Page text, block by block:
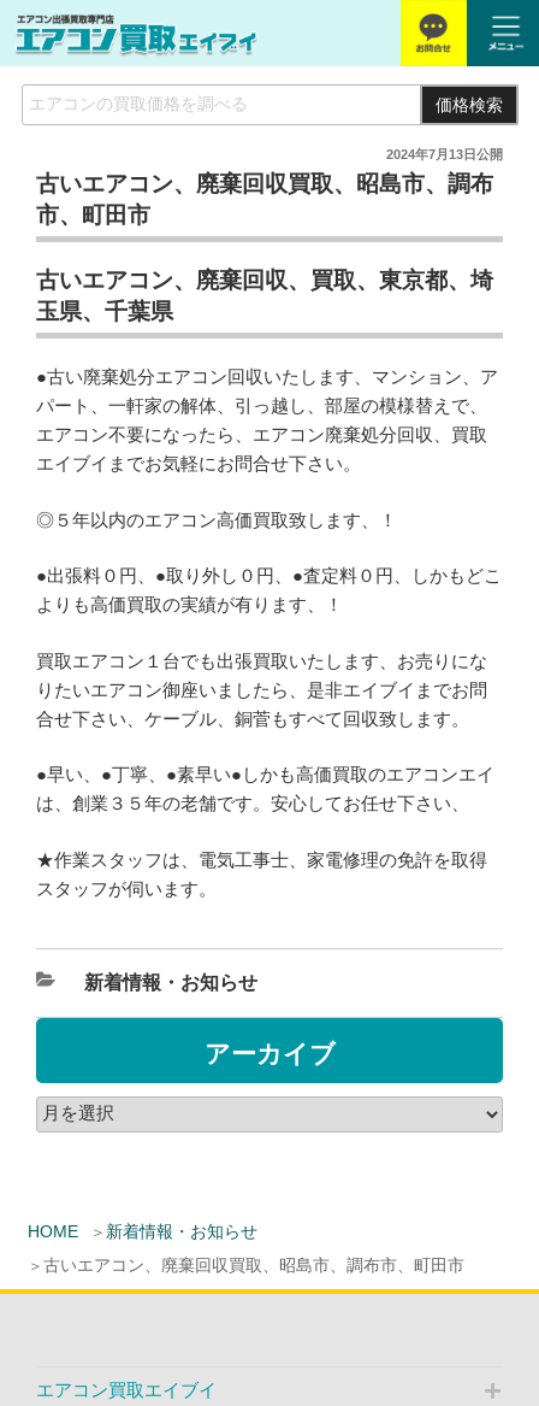
価格検索
HOME
新着情報・お知らせ
古いエアコン、廃棄回収買取、昭島市、調布市、町田市
2024年7月13日公開
古いエアコン、廃棄回収買取、昭島市、調布
市、町田市
古いエアコン、廃棄回収、買取、東京都、埼
玉県、千葉県
●古い廃棄処分エアコン回収いたします、マンション、ア
パート、一軒家の解体、引っ越し、部屋の模様替えで、
エアコン不要になったら、エアコン廃棄処分回収、買取
エイブイまでお気軽にお問合せ下さい。
◎５年以内のエアコン高価買取致します、！
●出張料０円、●取り外し０円、●査定料０円、しかもどこ
よりも高価買取の実績が有ります、！
買取エアコン１台でも出張買取いたします、お売りにな
りたいエアコン御座いましたら、是非エイブイまでお問
合せ下さい、ケーブル、銅菅もすべて回収致します。
●早い、●丁寧、●素早い●しかも高価買取のエアコンエイ
は、創業３５年の老舗です。安心してお任せ下さい、
★作業スタッフは、電気工事士、家電修理の免許を取得
スタッフが伺います。
新着情報・お知らせ
アーカイブ
エアコン買取エイブイ